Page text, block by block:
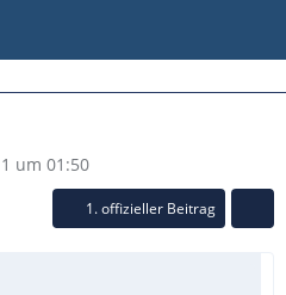
um 01:50
1. offizieller Beitrag